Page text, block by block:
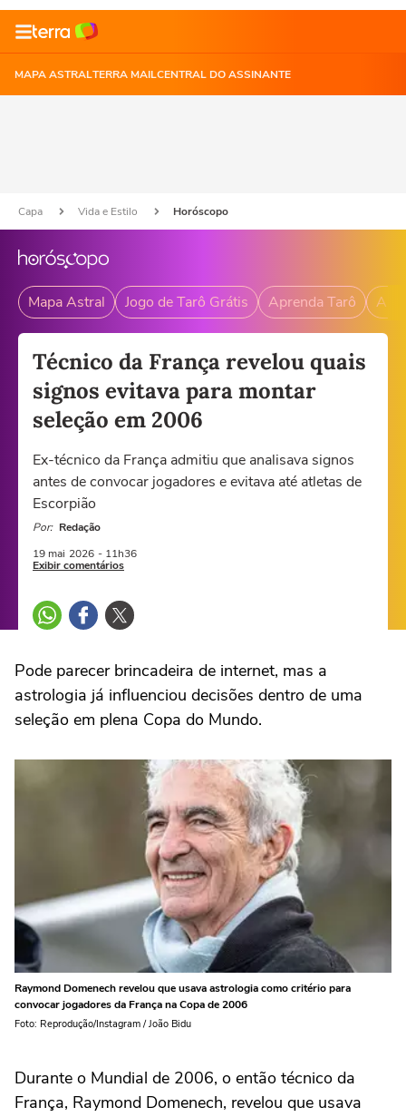
MAPA ASTRALTERRA MAILCENTRAL DO ASSINANTE
Capa Vida e Estilo Horóscopo
Mapa Astral Jogo de Tarô Grátis Aprenda Tarô
Técnico da França revelou quais
signos evitava para montar
seleção em 2006
Ex-técnico da França admitiu que analisava signos
antes de convocar jogadores e evitava até atletas de
Escorpião
Por: Redação
19 mai 2026 - 11h36
Exibir comentários
Pode parecer brincadeira de internet, mas a
astrologia já influenciou decisões dentro de uma
seleção em plena Copa do Mundo.
Raymond Domenech revelou que usava astrologia como critério para
convocar jogadores da França na Copa de 2006
Foto: Reprodução/Instagram / João Bidu
Durante o Mundial de 2006, o então técnico da
França, Raymond Domenech, revelou que usava